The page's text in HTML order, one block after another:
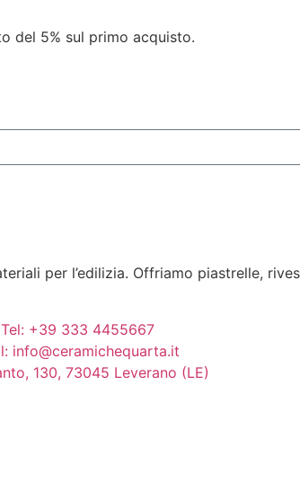
del 5% sul primo acquisto.
per l’edilizia. Offriamo piastrelle,
Tel: +39 333 4455667
info@ceramichequarta.it
130, 73045 Leverano (LE)